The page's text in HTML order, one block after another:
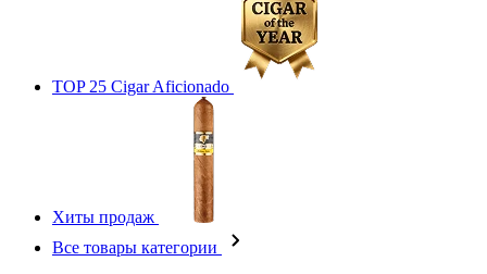
TOP 25 Cigar Aficionado
Хиты продаж
Все товары категории